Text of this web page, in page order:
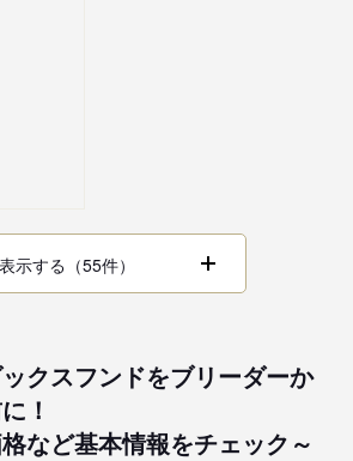
示する（55件）
クスフンドをブリーダーか
！
など基本情報をチェック～